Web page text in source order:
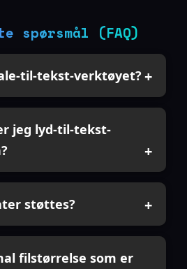
spørsmål (FAQ)
til-tekst-verktøyet?
jeg lyd-til-tekst-
støttes?
filstørrelse som er